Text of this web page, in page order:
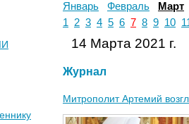
Январь Февраль Март
1
2 3 4 5 6 7 8 9 10
14 Марта 2021 г.
Журнал
Митрополит Артемий